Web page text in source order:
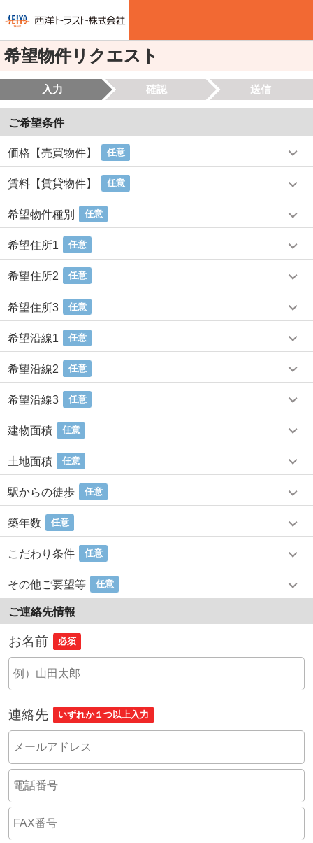
希望物件リクエスト
入力 確認 送信
ご希望条件
価格【売買物件】 任意
賃料【賃貸物件】 任意
希望物件種別 任意
希望住所1 任意
希望住所2 任意
希望住所3 任意
希望沿線1 任意
希望沿線2 任意
希望沿線3 任意
建物面積 任意
土地面積 任意
駅からの徒歩 任意
築年数 任意
こだわり条件 任意
その他ご要望等 任意
ご連絡先情報
お名前 必須
連絡先 いずれか１つ以上入力